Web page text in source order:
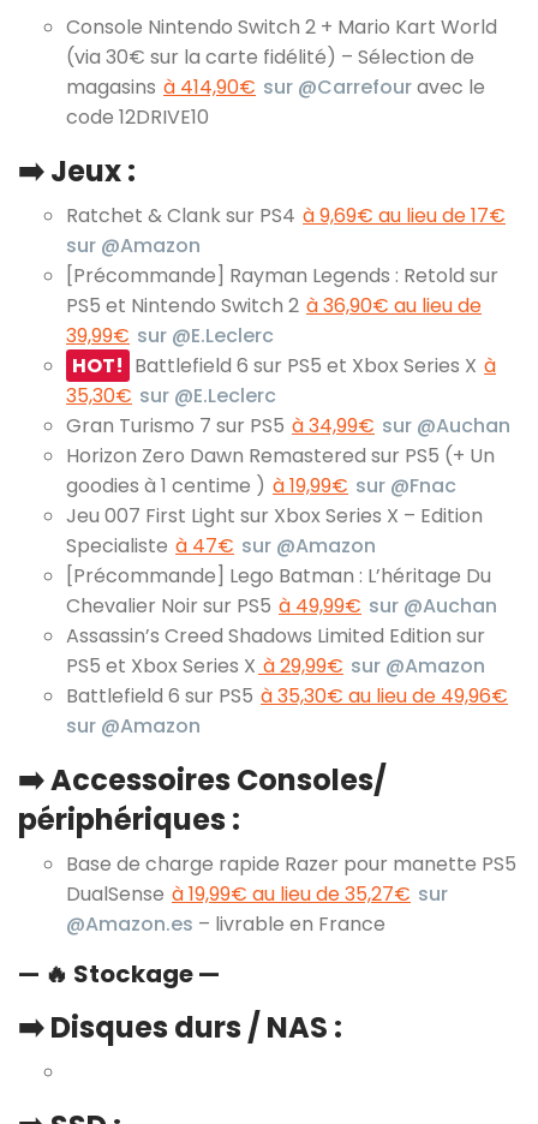
Console Nintendo Switch 2 + Mario Kart World
(via 30€ sur la carte fidélité) – Sélection de
magasins à 414,90€ sur @Carrefouravec le
code 12DRIVE10
➡️ Jeux :
Ratchet & Clank sur PS4 à 9,69€ au lieu de 17€
sur @Amazon
[Précommande] Rayman Legends : Retold sur
PS5 et Nintendo Switch 2 à 36,90€ au lieu de
39,99€ sur @E.Leclerc
HOT! Battlefield 6 sur PS5 et Xbox Series X à
35,30€ sur @E.Leclerc
Gran Turismo 7 sur PS5 à 34,99€ sur @Auchan
Horizon Zero Dawn Remastered sur PS5 (+ Un
goodies à 1 centime ) à 19,99€ sur @Fnac
Jeu 007 First Light sur Xbox Series X – Edition
Specialiste à 47€ sur @Amazon
[Précommande] Lego Batman : L’héritage Du
Chevalier Noir sur PS5 à 49,99€ sur @Auchan
Assassin’s Creed Shadows Limited Edition sur
PS5 et Xbox Series X à 29,99€ sur @Amazon
Battlefield 6 sur PS5 à 35,30€ au lieu de 49,96€
sur @Amazon
➡️ Accessoires Consoles/
périphériques :
Base de charge rapide Razer pour manette PS5
DualSense à 19,99€ au lieu de 35,27€ sur
@Amazon.es – livrable en France
— 🔥 Stockage —
➡️ Disques durs / NAS :